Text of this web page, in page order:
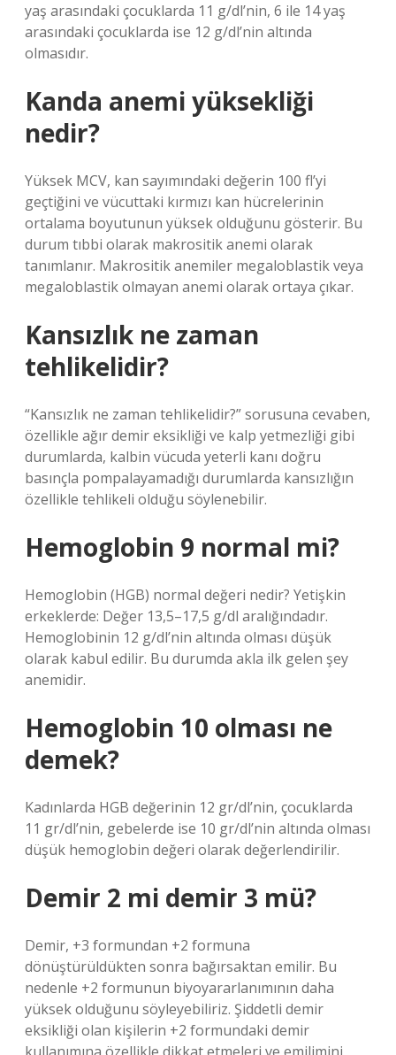
yaş arasındaki çocuklarda 11 g/dl’nin, 6 ile 14 yaş
arasındaki çocuklarda ise 12 g/dl’nin altında
olmasıdır.
Kanda anemi yüksekliği
nedir?
Yüksek MCV, kan sayımındaki değerin 100 fl’yi
geçtiğini ve vücuttaki kırmızı kan hücrelerinin
ortalama boyutunun yüksek olduğunu gösterir. Bu
durum tıbbi olarak makrositik anemi olarak
tanımlanır. Makrositik anemiler megaloblastik veya
megaloblastik olmayan anemi olarak ortaya çıkar.
Kansızlık ne zaman
tehlikelidir?
“Kansızlık ne zaman tehlikelidir?” sorusuna cevaben,
özellikle ağır demir eksikliği ve kalp yetmezliği gibi
durumlarda, kalbin vücuda yeterli kanı doğru
basınçla pompalayamadığı durumlarda kansızlığın
özellikle tehlikeli olduğu söylenebilir.
Hemoglobin 9 normal mi?
Hemoglobin (HGB) normal değeri nedir? Yetişkin
erkeklerde: Değer 13,5–17,5 g/dl aralığındadır.
Hemoglobinin 12 g/dl’nin altında olması düşük
olarak kabul edilir. Bu durumda akla ilk gelen şey
anemidir.
Hemoglobin 10 olması ne
demek?
Kadınlarda HGB değerinin 12 gr/dl’nin, çocuklarda
11 gr/dl’nin, gebelerde ise 10 gr/dl’nin altında olması
düşük hemoglobin değeri olarak değerlendirilir.
Demir 2 mi demir 3 mü?
Demir, +3 formundan +2 formuna
dönüştürüldükten sonra bağırsaktan emilir. Bu
nedenle +2 formunun biyoyararlanımının daha
yüksek olduğunu söyleyebiliriz. Şiddetli demir
eksikliği olan kişilerin +2 formundaki demir